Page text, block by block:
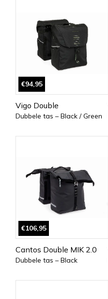
€94,95
Vigo Double
Dubbele tas – Black / Green
€106,95
Cantos Double MIK 2.0
Dubbele tas – Black